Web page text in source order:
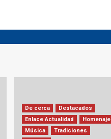
De cerca
Destacados
Enlace Actualidad
Homenaje
Música
Tradiciones